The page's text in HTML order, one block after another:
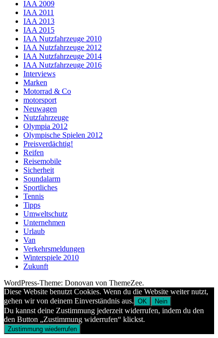
IAA 2009
IAA 2011
IAA 2013
IAA 2015
IAA Nutzfahrzeuge 2010
IAA Nutzfahrzeuge 2012
IAA Nutzfahrzeuge 2014
IAA Nutzfahrzeuge 2016
Interviews
Marken
Motorrad & Co
motorsport
Neuwagen
Nutzfahrzeuge
Olympia 2012
Olympische Spielen 2012
Preisverdächtig!
Reifen
Reisemobile
Sicherheit
Soundalarm
Sportliches
Tennis
Tipps
Umweltschutz
Unternehmen
Urlaub
Van
Verkehrsmeldungen
Winterspiele 2010
Zukunft
WordPress-Theme: Donovan von ThemeZee.
Diese Website benutzt Cookies. Wenn du die Website weiter nutzt,
gehen wir von deinem Einverständnis aus. OK Nein
Du kannst deine Zustimmung jederzeit widerrufen, indem du den
den Button „Zustimmung widerrufen“ klickst.
Zustimmung wiederrufen